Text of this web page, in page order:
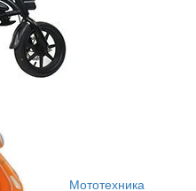
Мототехника